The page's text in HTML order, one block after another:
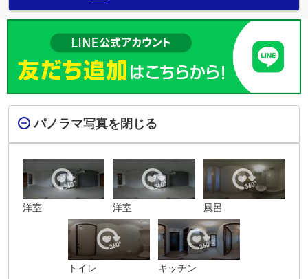
パノラマ写真を閉じる
洋室 洋室 風呂
トイレ キッチン